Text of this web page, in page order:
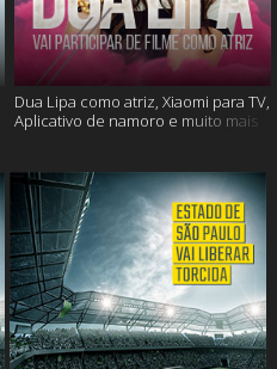
Dua Lipa como atriz, Xiaomi para TV,
Aplicativo de namoro e muito mais